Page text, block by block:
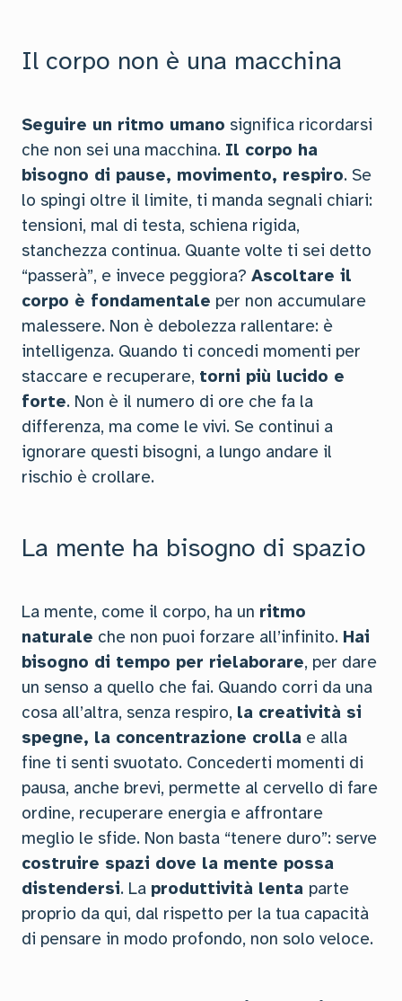
Il corpo non è una macchina
Seguire un ritmo umano significa ricordarsi
che non sei una macchina. Il corpo ha
bisogno di pause, movimento, respiro. Se
lo spingi oltre il limite, ti manda segnali chiari:
tensioni, mal di testa, schiena rigida,
stanchezza continua. Quante volte ti sei detto
“passerà”, e invece peggiora? Ascoltare il
corpo è fondamentale per non accumulare
malessere. Non è debolezza rallentare: è
intelligenza. Quando ti concedi momenti per
staccare e recuperare, torni più lucido e
forte. Non è il numero di ore che fa la
differenza, ma come le vivi. Se continui a
ignorare questi bisogni, a lungo andare il
rischio è crollare.
La mente ha bisogno di spazio
La mente, come il corpo, ha un ritmo
naturale che non puoi forzare all’infinito. Hai
bisogno di tempo per rielaborare, per dare
un senso a quello che fai. Quando corri da una
cosa all’altra, senza respiro, la creatività si
spegne, la concentrazione crolla e alla
fine ti senti svuotato. Concederti momenti di
pausa, anche brevi, permette al cervello di fare
ordine, recuperare energia e affrontare
meglio le sfide. Non basta “tenere duro”: serve
costruire spazi dove la mente possa
distendersi. La produttività lenta parte
proprio da qui, dal rispetto per la tua capacità
di pensare in modo profondo, non solo veloce.